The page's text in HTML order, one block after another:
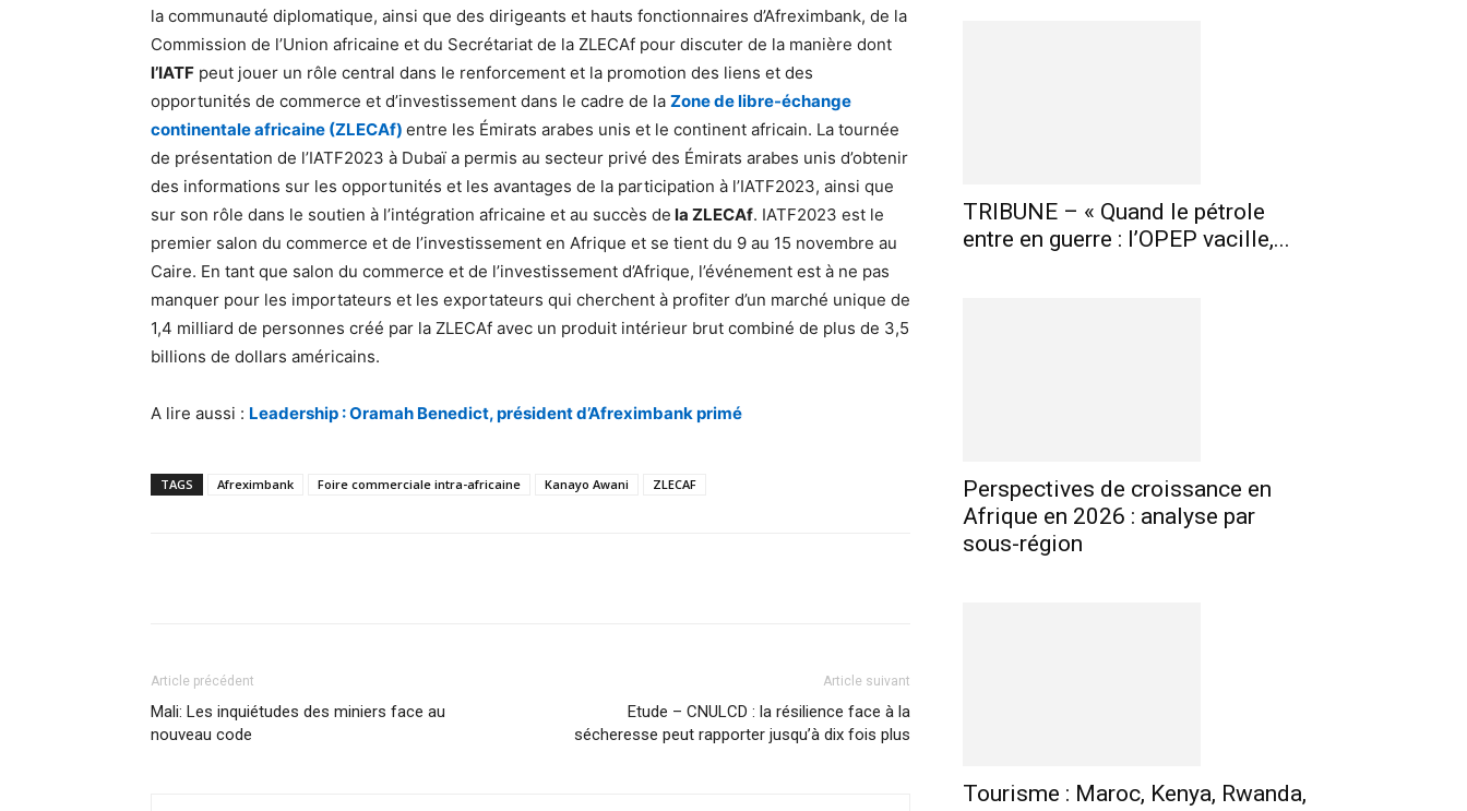
la communauté diplomatique, ainsi que des dirigeants et hauts fonctionnaires d’Afreximbank, de la
Commission de l’Union africaine et du Secrétariat de la ZLECAf pour discuter de la manière dont
l’IATF peut jouer un rôle central dans le renforcement et la promotion des liens et des
opportunités de commerce et d’investissement dans le cadre de la Zone de libre-échange
continentale africaine (ZLECAf) entre les Émirats arabes unis et le continent africain. La tournée
de présentation de l’IATF2023 à Dubaï a permis au secteur privé des Émirats arabes unis d’obtenir
des informations sur les opportunités et les avantages de la participation à l’IATF2023, ainsi que
sur son rôle dans le soutien à l’intégration africaine et au succès de la ZLECAf. IATF2023 est le
premier salon du commerce et de l’investissement en Afrique et se tient du 9 au 15 novembre au
Caire. En tant que salon du commerce et de l’investissement d’Afrique, l’événement est à ne pas
manquer pour les importateurs et les exportateurs qui cherchent à profiter d’un marché unique de
1,4 milliard de personnes créé par la ZLECAf avec un produit intérieur brut combiné de plus de 3,5
billions de dollars américains.
A lire aussi : Leadership : Oramah Benedict, président d’Afreximbank primé
TAGS Afreximbank Foire commerciale intra-africaine Kanayo Awani ZLECAF
Article précédent
Mali: Les inquiétudes des miniers face au
nouveau code
Article suivant
Etude – CNULCD : la résilience face à la
sécheresse peut rapporter jusqu’à dix fois plus
TRIBUNE – « Quand le pétrole
entre en guerre : l’OPEP vacille,...
Perspectives de croissance en
Afrique en 2026 : analyse par
sous-région
Tourisme : Maroc, Kenya, Rwanda,